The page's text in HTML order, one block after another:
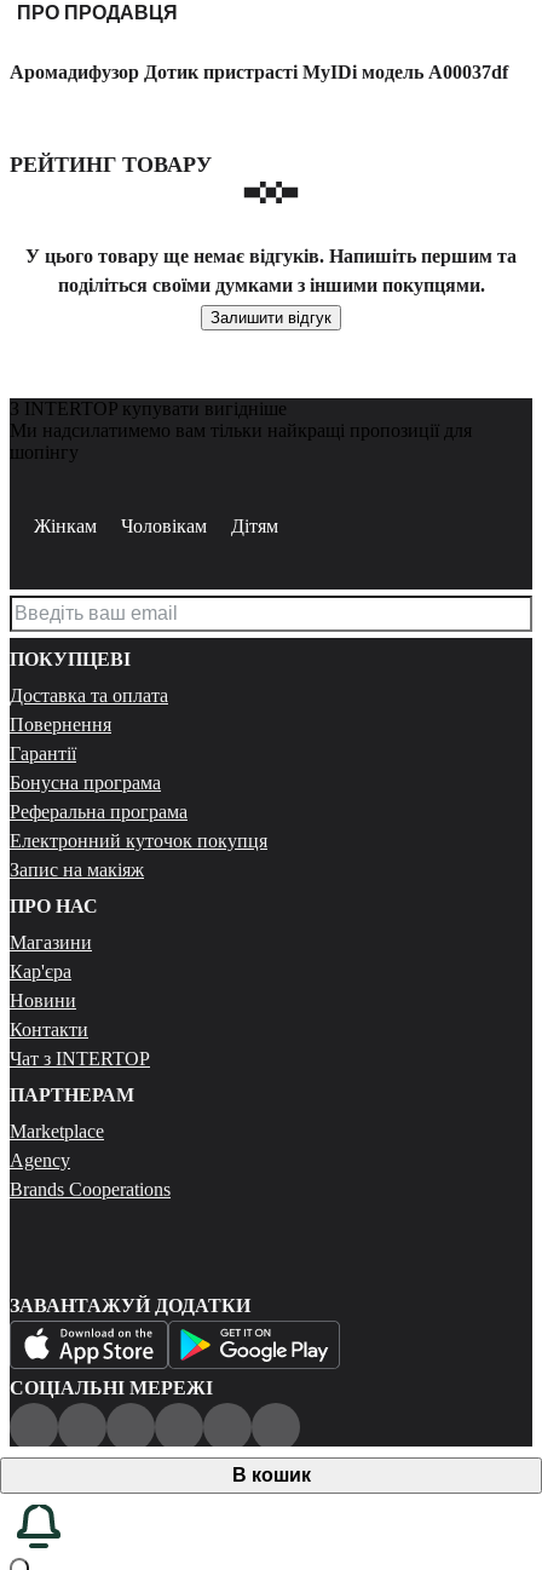
В кошик
ПРО ПРОДАВЦЯ
Аромадифузор Дотик пристрасті MyIDi модель A00037df
РЕЙТИНГ ТОВАРУ
У цього товару ще немає відгуків. Напишіть першим та
поділіться своїми думками з іншими покупцями.
Залишити відгук
З INTERTOP купувати вигідніше
Ми надсилатимемо вам тільки найкращі пропозиції для
шопінгу
Жінкам Чоловікам Дітям
ПОКУПЦЕВІ
Доставка та оплата
Повернення
Гарантії
Бонусна програма
Реферальна програма
Електронний куточок покупця
Запис на макіяж
ПРО НАС
Магазини
Кар'єра
Новини
Контакти
Чат з INTERTOP
ПАРТНЕРАМ
Marketplace
Agency
Brands Cooperations
ЗАВАНТАЖУЙ ДОДАТКИ
СОЦІАЛЬНІ МЕРЕЖІ
Публічна оферта
Політика конфіденційності
Карта сайту
© 2026 Всі права захищені